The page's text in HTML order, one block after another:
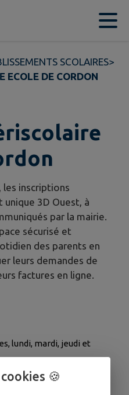
SCOLAIRES>
ECOLE DE CORDON
les inscriptions
unique 3D Ouest, à
par la mairie.
sécurisé et
des parents en
leurs demandes de
factures en ligne.
lundi, mardi, jeudi et
à 18h30
🍪